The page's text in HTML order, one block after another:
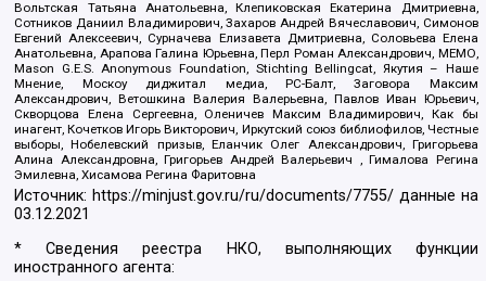
Вольтская Татьяна Анатольевна, Клепиковская Екатерина Дмитриевна,
Сотников Даниил Владимирович, Захаров Андрей Вячеславович, Симонов
Евгений Алексеевич, Сурначева Елизавета Дмитриевна, Соловьева Елена
Анатольевна, Арапова Галина Юрьевна, Перл Роман Александрович, МЕМО,
Mason G.E.S. Anonymous Foundation, Stichting Bellingcat, Якутия – Наше
Мнение, Москоу диджитал медиа, РС-Балт, Заговора Максим
Александрович, Ветошкина Валерия Валерьевна, Павлов Иван Юрьевич,
Скворцова Елена Сергеевна, Оленичев Максим Владимирович, Как бы
инагент, Кочетков Игорь Викторович, Иркутский союз библиофилов, Честные
выборы, Нобелевский призыв, Еланчик Олег Александрович, Григорьева
Алина Александровна, Григорьев Андрей Валерьевич , Гималова Регина
Эмилевна, Хисамова Регина Фаритовна
Источник: https://minjust.gov.ru/ru/documents/7755/ данные на
03.12.2021
* Сведения реестра НКО, выполняющих функции
иностранного агента: